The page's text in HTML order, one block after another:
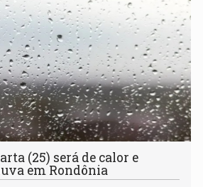
(25) será de calor e
em Rondônia